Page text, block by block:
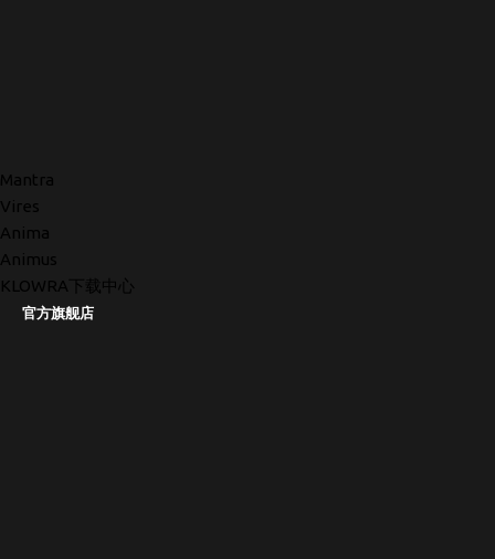
Mantra
Vires
Anima
Animus
KLOWRA下载中心
官方旗舰店